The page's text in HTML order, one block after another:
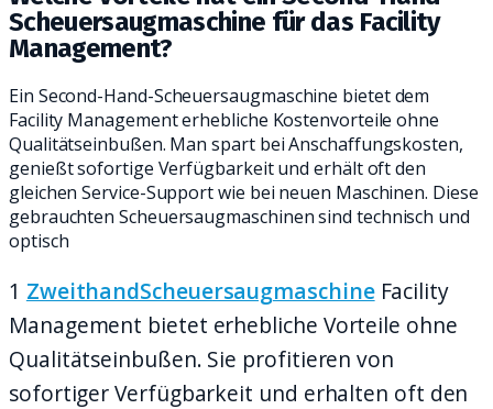
Scheuersaugmaschine für das Facility
Management?
Ein Second-Hand-Scheuersaugmaschine bietet dem
Facility Management erhebliche Kostenvorteile ohne
Qualitätseinbußen. Man spart bei Anschaffungskosten,
genießt sofortige Verfügbarkeit und erhält oft den
gleichen Service-Support wie bei neuen Maschinen. Diese
gebrauchten Scheuersaugmaschinen sind technisch und
optisch
1 ZweithandScheuersaugmaschineFacility
Management bietet erhebliche Vorteile ohne
Qualitätseinbußen. Sie profitieren von
sofortiger Verfügbarkeit und erhalten oft den